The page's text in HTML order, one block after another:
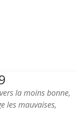
la moins bonne,
les mauvaises,